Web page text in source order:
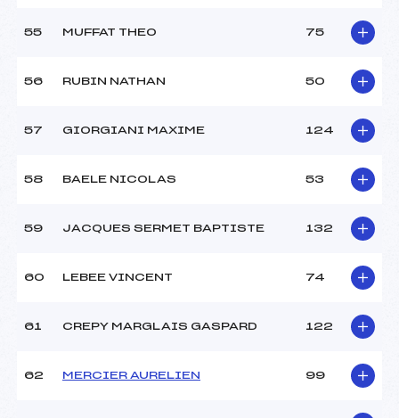
55 MUFFAT THEO 75
56 RUBIN NATHAN 50
57 GIORGIANI MAXIME 124
58 BAELE NICOLAS 53
59 JACQUES SERMET BAPTISTE 132
60 LEBEE VINCENT 74
61 CREPY MARGLAIS GASPARD 122
62 MERCIER AURELIEN 99